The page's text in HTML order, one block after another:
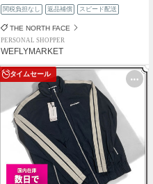
関税負担なし 返品補償 スピード配送
THE NORTH FACE
PERSONAL SHOPPER
WEFLYMARKET
タイムセール